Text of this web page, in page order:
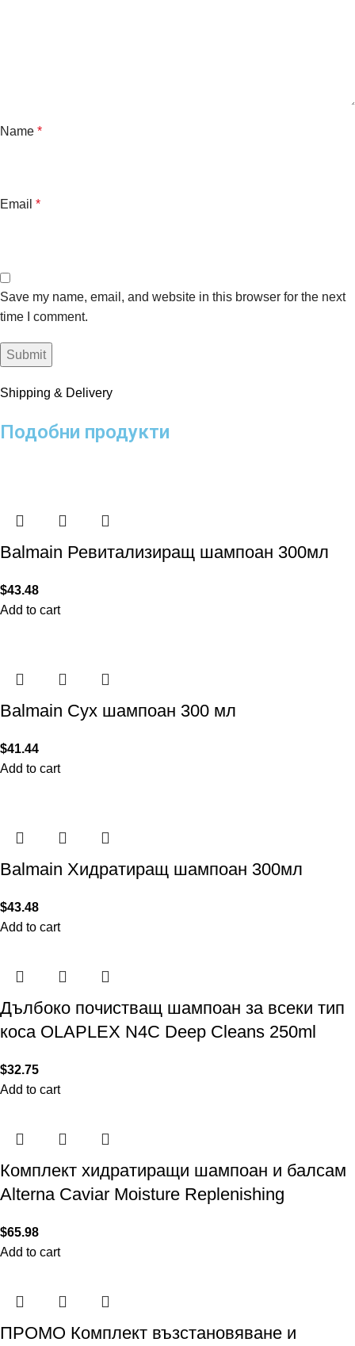
Name *
Email *
Save my name, email, and website in this browser for the next
time I comment.
Shipping & Delivery
Подобни продукти
Balmain Ревитализиращ шампоан 300мл
$43.48
Add to cart
Balmain Сух шампоан 300 мл
$41.44
Add to cart
Balmain Хидратиращ шампоан 300мл
$43.48
Add to cart
Дълбоко почистващ шампоан за всеки тип
коса OLAPLEX N4C Deep Cleans 250ml
$32.75
Add to cart
Комплект хидратиращи шампоан и балсам
Alterna Caviar Moisture Replenishing
$65.98
Add to cart
ПРОМО Комплект възстановяване и